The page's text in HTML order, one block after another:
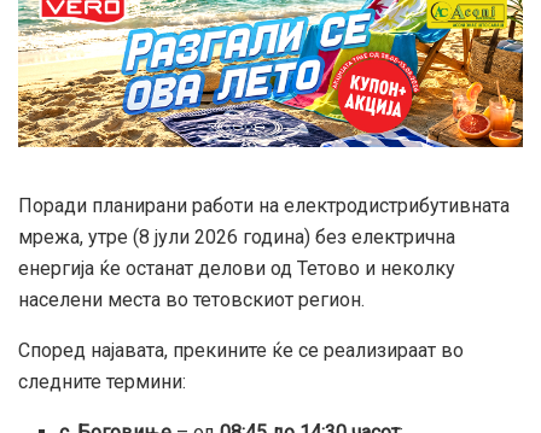
Поради планирани работи на електродистрибутивната
мрежа, утре (8 јули 2026 година) без електрична
енергија ќе останат делови од Тетово и неколку
населени места во тетовскиот регион.
Според најавата, прекините ќе се реализираат во
следните термини: